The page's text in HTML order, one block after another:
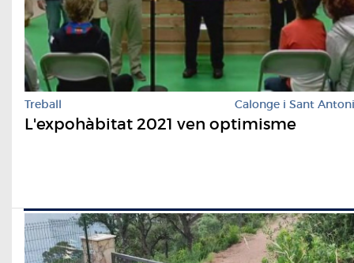
Treball Calonge i Sant Antoni
L'expohàbitat 2021 ven optimisme